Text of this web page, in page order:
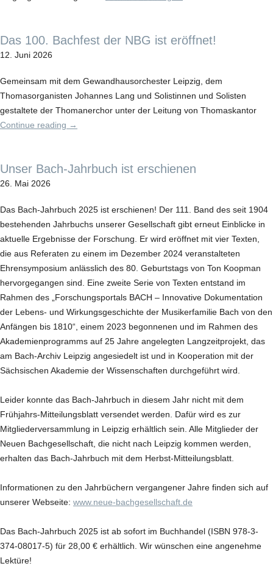
Das 100. Bachfest der NBG ist eröffnet!
12. Juni 2026
Gemeinsam mit dem Gewandhausorchester Leipzig, dem
Thomasorganisten Johannes Lang und Solistinnen und Solisten
gestaltete der Thomanerchor unter der Leitung von Thomaskantor
Continue reading →
Unser Bach-Jahrbuch ist erschienen
26. Mai 2026
Das Bach-Jahrbuch 2025 ist erschienen! Der 111. Band des seit 1904
bestehenden Jahrbuchs unserer Gesellschaft gibt erneut Einblicke in
aktuelle Ergebnisse der Forschung. Er wird eröffnet mit vier Texten,
die aus Referaten zu einem im Dezember 2024 veranstalteten
Ehrensymposium anlässlich des 80. Geburtstags von Ton Koopman
hervorgegangen sind. Eine zweite Serie von Texten entstand im
Rahmen des „Forschungsportals BACH – Innovative Dokumentation
der Lebens- und Wirkungsgeschichte der Musikerfamilie Bach von den
Anfängen bis 1810“, einem 2023 begonnenen und im Rahmen des
Akademienprogramms auf 25 Jahre angelegten Langzeitprojekt, das
am Bach-Archiv Leipzig angesiedelt ist und in Kooperation mit der
Sächsischen Akademie der Wissenschaften durchgeführt wird.
Leider konnte das Bach-Jahrbuch in diesem Jahr nicht mit dem
Frühjahrs-Mitteilungsblatt versendet werden. Dafür wird es zur
Mitgliederversammlung in Leipzig erhältlich sein. Alle Mitglieder der
Neuen Bachgesellschaft, die nicht nach Leipzig kommen werden,
erhalten das Bach-Jahrbuch mit dem Herbst-Mitteilungsblatt.
Informationen zu den Jahrbüchern vergangener Jahre finden sich auf
unserer Webseite: www.neue-bachgesellschaft.de
Das Bach-Jahrbuch 2025 ist ab sofort im Buchhandel (ISBN 978-3-
374-08017-5) für 28,00 € erhältlich. Wir wünschen eine angenehme
Lektüre!